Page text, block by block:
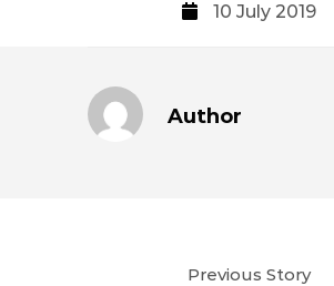
10 July 2019
Author
Previous Story